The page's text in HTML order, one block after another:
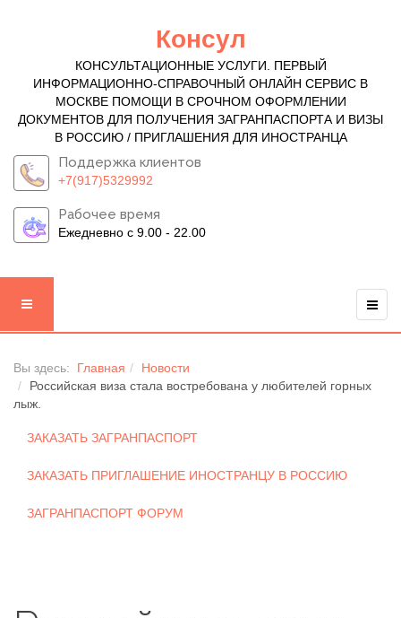
Консул
КОНСУЛЬТАЦИОННЫЕ УСЛУГИ. ПЕРВЫЙ
ИНФОРМАЦИОННО-СПРАВОЧНЫЙ ОНЛАЙН СЕРВИС В
МОСКВЕ ПОМОЩИ В СРОЧНОМ ОФОРМЛЕНИИ
ДОКУМЕНТОВ ДЛЯ ПОЛУЧЕНИЯ ЗАГРАНПАСПОРТА И ВИЗЫ
В РОССИЮ / ПРИГЛАШЕНИЯ ДЛЯ ИНОСТРАНЦА
Поддержка клиентов
+7(917)5329992
Рабочее время
Ежедневно с 9.00 - 22.00
Вы здесь: Главная
Новости
Российская виза стала востребована у любителей горных
лыж.
ЗАКАЗАТЬ ЗАГРАНПАСПОРТ
ЗАКАЗАТЬ ПРИГЛАШЕНИЕ ИНОСТРАНЦУ В РОССИЮ
ЗАГРАНПАСПОРТ ФОРУМ